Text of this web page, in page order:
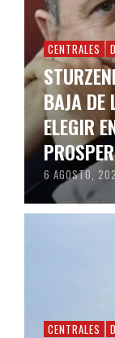
CENTRALES
BAJA DE
ELEGIR
6 AGOSTO,
CENTRALES